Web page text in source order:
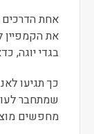
את
בגדי יוגה,
כך תגיעו
שמתחבר
מחפשים